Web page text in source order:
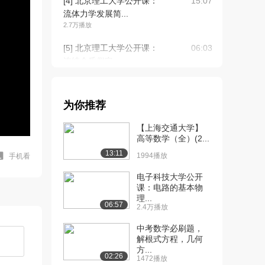
手机看
流体力学发展简...
2.7万播放
[5] 北京理工大学公开课：
06:03
流体压缩性
[7] 北京理工大学公开课：
流体压缩性举例...
03:10
[8] 北京理工大学公开课：
流体压缩性与膨...
06:51
[9] 北京理工大学公开课：
粘性与内摩擦定...
2.4万播放
06:26
为你推荐
13:11
【上海交通大学】
高等数学（全）(2...
1994播放
06:57
电子科技大学公开
课：电路的基本物
理...
2.4万播放
02:26
中考数学必刷题，
解根式方程，几何
方...
1472播放